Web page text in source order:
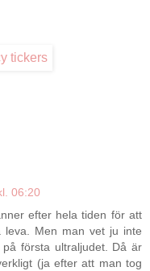
06:20
efter hela tiden för att
Men man vet ju inte
första ultraljudet. Då är
(ja efter att man tog